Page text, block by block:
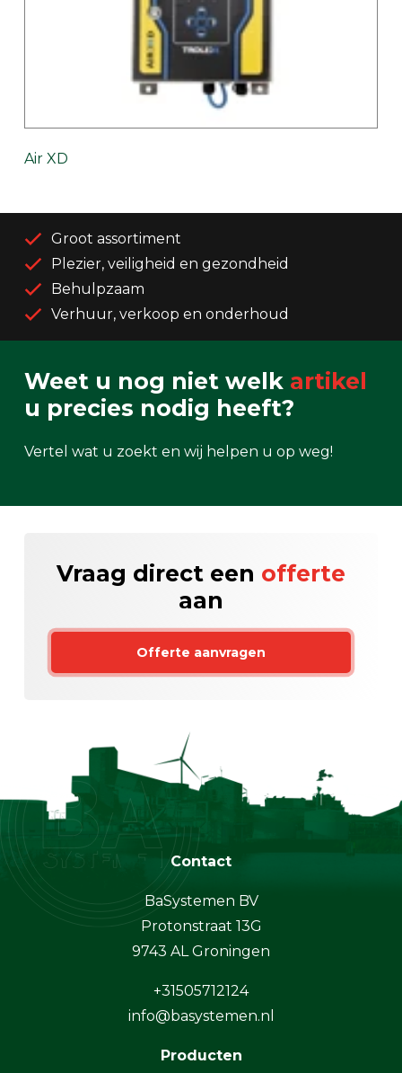
Air XD
Groot assortiment
Plezier, veiligheid en gezondheid
Behulpzaam
Verhuur, verkoop en onderhoud
Weet u nog niet welk artikel
u precies nodig heeft?
Vertel wat u zoekt en wij helpen u op weg!
Vraag direct een offerte
aan
Offerte aanvragen
Contact
BaSystemen BV
Protonstraat 13G
9743 AL Groningen
+31505712124
info@basystemen.nl
Producten